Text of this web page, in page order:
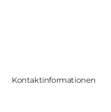
Kontaktinformationen